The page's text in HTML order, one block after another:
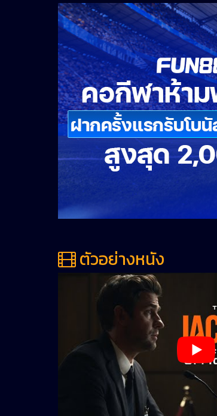
ตัวอย่างหนัง